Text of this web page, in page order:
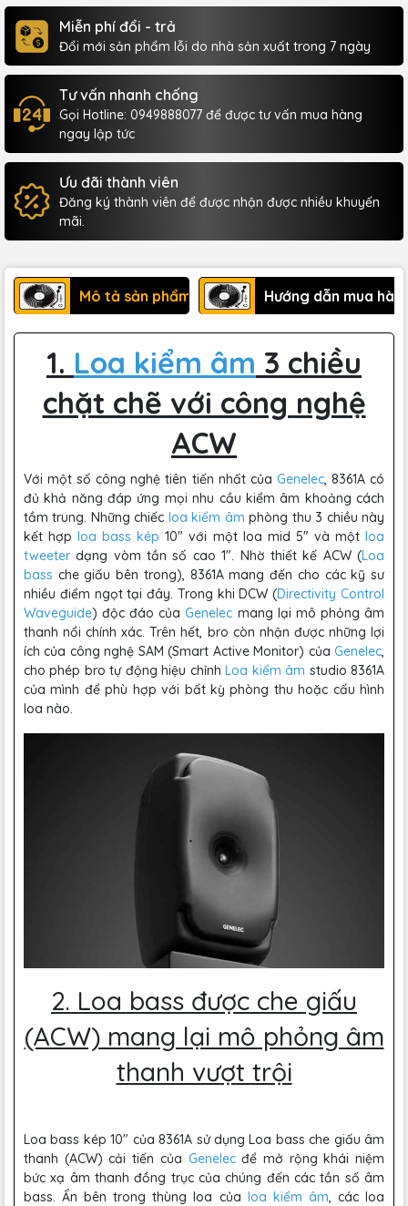
Miễn phí đổi - trả
Đổi mới sản phẩm lỗi do nhà sản xuất trong 7 ngày
Tư vấn nhanh chống
Gọi Hotline: 0949888077 để được tư vấn mua hàng
ngay lập tức
Ưu đãi thành viên
Đăng ký thành viên để được nhận được nhiều khuyến
mãi.
Mô tả sản phẩm Hướng dẫn mua
1. Loa kiểm âm 3 chiều
chặt chẽ với công nghệ
ACW
Với một số công nghệ tiên tiến nhất của Genelec, 8361A có
đủ khả năng đáp ứng mọi nhu cầu kiểm âm khoảng cách
tầm trung. Những chiếc loa kiểm âm phòng thu 3 chiều này
kết hợploa bass kép 10" với một loa mid 5" và mộtloa
tweeter dạng vòm tần số cao 1". Nhờ thiết kế ACW (Loa
bass che giấu bên trong), 8361A mang đến cho các kỹ sư
nhiều điểm ngọt tại đây. Trong khi DCW (Directivity Control
Waveguide) độc đáo củaGenelec mang lại mô phỏng âm
thanh nổi chính xác. Trên hết, bro còn nhận được những lợi
ích của công nghệ SAM (Smart Active Monitor) của Genelec,
cho phép bro tự động hiệu chỉnhLoa kiểm âm studio 8361A
của mình để phù hợp với bất kỳ phòng thu hoặc cấu hình
loa nào.
2. Loa bass được che giấu
(ACW) mang lại mô phỏng âm
thanh vượt trội
Loa bass kép 10" của 8361A sử dụng Loa bass che giấu âm
thanh (ACW) cải tiến của Genelecđể mở rộng khái niệm
bức xạ âm thanh đồng trục của chúng đến các tần số âm
bass. Ẩn bên trong thùng loa của loa kiểm âm, các loa